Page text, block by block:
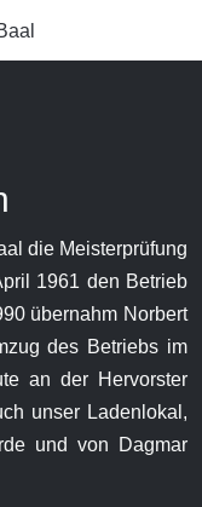
die Meisterprüfung
1961 den Betrieb
übernahm Norbert
des Betriebs im
an der Hervorster
unser Ladenlokal,
und von Dagmar